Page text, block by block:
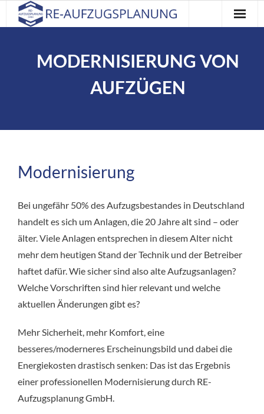
Leistungen
Referenzen
MODERNISIERUNG VON
AUFZÜGEN
Modernisierung
Bei ungefähr 50% des Aufzugsbestandes in Deutschland
handelt es sich um Anlagen, die 20 Jahre alt sind – oder
älter. Viele Anlagen ent­sprechen in diesem Alter nicht
mehr dem heutigen Stand der Tech­nik und der Betreiber
haftet dafür. Wie sicher sind also alte Aufzugsanlagen?
Welche Vorschriften sind hier relevant und welche
aktuellen Änderungen gibt es?
Mehr Sicherheit, mehr Komfort, eine
besseres/moderneres Erscheinungsbild und dabei die
Energiekosten drastisch senken: Das ist das Ergebnis
einer professionellen Modernisierung durch RE-
Aufzugsplanung GmbH.